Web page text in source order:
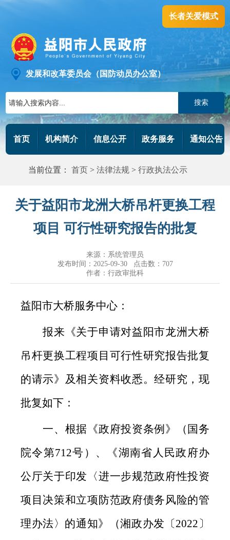
长者关爱模式
发展和改革委员会（国防动员办公室）
搜索
首页 机构简介 信息公开 政务服务 通知公告
当前位置： 首页 > 法律法规 > 行政执法公示
关于益阳市龙洲大桥吊杆更换工程
项目 可行性研究报告的批复
来源：系统管理员
发布时间：2025-09-30 点击数： 707
作者：行政审批科
益阳市大桥服务中心：
报来《关于申请对益阳市龙洲大桥
吊杆更换工程项目可行性研究报告批复
的请示》及相关资料收悉。经研究，现
批复如下：
一、根据《政府投资条例》（国务
院令第712号）、《湖南省人民政府办
公厅关于印发〈进一步规范政府性投资
项目决策和立项防范政府债务风险的管
理办法〉的通知》（湘政办发〔2022〕